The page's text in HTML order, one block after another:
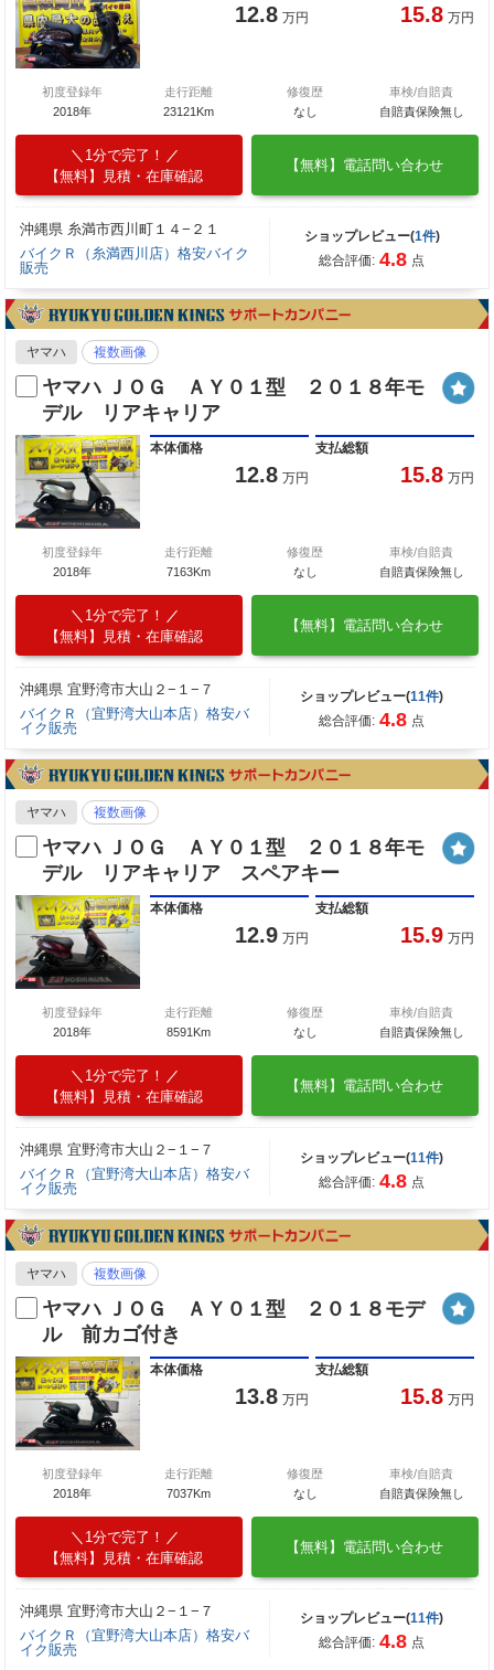
12.8 万円 15.8 万円
初度登録年
2018年
走行距離
23121Km
修復歴
なし
車検/自賠責
自賠責保険無し
1分で完了！
【無料】見積・在庫確認
【無料】電話問い合わせ
沖縄県 糸満市西川町１４−２１
バイクＲ（糸満西川店）格安バイク
販売
ショップレビュー(1件)
総合評価: 4.8 点
ヤマハ 複数画像
ヤマハ ＪＯＧ ＡＹ０１型 ２０１８年モ
デル リアキャリア
本体価格
12.8 万円
支払総額
15.8 万円
初度登録年
2018年
走行距離
7163Km
修復歴
なし
車検/自賠責
自賠責保険無し
1分で完了！
【無料】見積・在庫確認
【無料】電話問い合わせ
沖縄県 宜野湾市大山２−１−７
バイクＲ（宜野湾大山本店）格安バ
イク販売
ショップレビュー(11件)
総合評価: 4.8 点
ヤマハ 複数画像
ヤマハ ＪＯＧ ＡＹ０１型 ２０１８年モ
デル リアキャリア スペアキー
本体価格
12.9 万円
支払総額
15.9 万円
初度登録年
2018年
走行距離
8591Km
修復歴
なし
車検/自賠責
自賠責保険無し
1分で完了！
【無料】見積・在庫確認
【無料】電話問い合わせ
沖縄県 宜野湾市大山２−１−７
バイクＲ（宜野湾大山本店）格安バ
イク販売
ショップレビュー(11件)
総合評価: 4.8 点
ヤマハ 複数画像
ヤマハ ＪＯＧ ＡＹ０１型 ２０１８モデ
ル 前カゴ付き
本体価格
13.8 万円
支払総額
15.8 万円
初度登録年
2018年
走行距離
7037Km
修復歴
なし
車検/自賠責
自賠責保険無し
1分で完了！
【無料】見積・在庫確認
【無料】電話問い合わせ
沖縄県 宜野湾市大山２−１−７
バイクＲ（宜野湾大山本店）格安バ
イク販売
ショップレビュー(11件)
総合評価: 4.8 点